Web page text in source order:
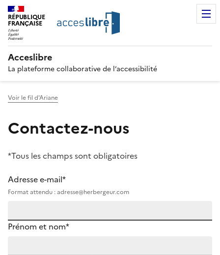
RÉPUBLIQUE
FRANÇAISE
Acceslibre
La plateforme collaborative de l’accessibilité
Voir le fil d'Ariane
Contactez-nous
*Tous les champs sont obligatoires
Adresse e-mail*
Format attendu : adresse@herbergeur.com
Prénom et nom*